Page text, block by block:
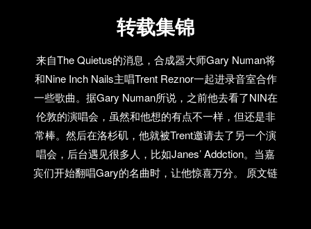
转载集锦
来自The Quietus的消息，合成器大师Gary Numan将
和Nine Inch Nails主唱Trent Reznor一起进录音室合作
一些歌曲。据Gary Numan所说，之前他去看了NIN在
伦敦的演唱会，虽然和他想的有点不一样，但还是非
常棒。然后在洛杉矶，他就被Trent邀请去了另一个演
唱会，后台遇见很多人，比如Janes’ Addction。当嘉
宾们开始翻唱Gary的名曲时，让他惊喜万分。 原文链